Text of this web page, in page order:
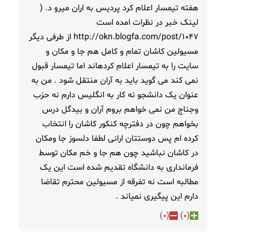
هفته تیمسار اعلام کرد پردیس به اران میرو د. (
لینک خبر در نظرات امده است
http://okn.blogfa.com/post/1047 از طرفی دیگر
مسیولین کاشان تمام و کامل هم جا و مکان و
سایت را به تیمسار اعلام کردهاند اما تیمسار قبول
نمی کند می گوید باید به آران منتقل شود . من به
عنوان یک دانشجو نه کار به انگلیس دارم نه حزب
وجناج من نمی خواهم بروم آران و بیدگل درس
بخواهم چون در دفترچه کنکور کاشان را انتخاب
کرده ام پس دوستتان ارانی لطفا دلسوز جا ومکان
در کاشان نباشید چون هم جا و خم مکان توسط
فرمانداری به دانشگاه تقدیم شده است این یک
مطالبه است نه تفرقه از مسیولین محترم تقاضا
دارم این پیگیری نمیاند .
(
0
)
(
0
)